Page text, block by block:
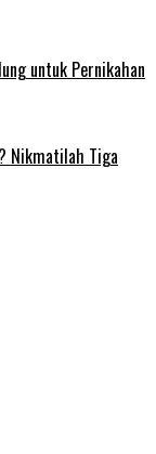
untuk Pernikahan
Nikmatilah Tiga